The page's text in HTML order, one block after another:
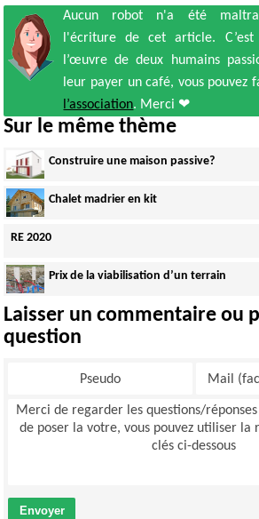
Aucun robot n'a été
l'écriture de cet article.
l’œuvre de deux humains
leur payer un café, vous pouvez
l’association. Merci ❤
Sur le même thème
Construire une maison passive?
Chalet madrier en kit
RE 2020
Prix de la viabilisation d’un terrain
Laisser un commentaire ou
question
Envoyer